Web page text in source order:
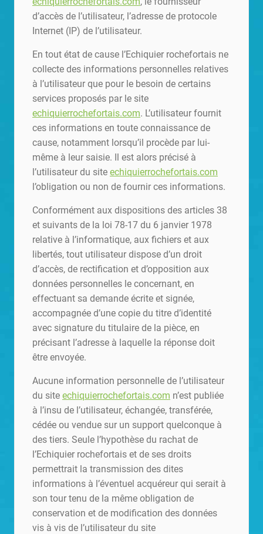
d’accès de l’utilisateur, l’adresse de protocole
Internet (IP) de l’utilisateur.
En tout état de cause l’Echiquier rochefortais ne
collecte des informations personnelles relatives
à l’utilisateur que pour le besoin de certains
services proposés par le site
echiquierrochefortais.com. L’utilisateur fournit
ces informations en toute connaissance de
cause, notamment lorsqu’il procède par lui-
même à leur saisie. Il est alors précisé à
l’utilisateur du site echiquierrochefortais.com
l’obligation ou non de fournir ces informations.
Conformément aux dispositions des articles 38
et suivants de la loi 78-17 du 6 janvier 1978
relative à l’informatique, aux fichiers et aux
libertés, tout utilisateur dispose d’un droit
d’accès, de rectification et d’opposition aux
données personnelles le concernant, en
effectuant sa demande écrite et signée,
accompagnée d’une copie du titre d’identité
avec signature du titulaire de la pièce, en
précisant l’adresse à laquelle la réponse doit
être envoyée.
Aucune information personnelle de l’utilisateur
du site echiquierrochefortais.com n’est publiée
à l’insu de l’utilisateur, échangée, transférée,
cédée ou vendue sur un support quelconque à
des tiers. Seule l’hypothèse du rachat de
l’Echiquier rochefortais et de ses droits
permettrait la transmission des dites
informations à l’éventuel acquéreur qui serait à
son tour tenu de la même obligation de
conservation et de modification des données
vis à vis de l’utilisateur du site